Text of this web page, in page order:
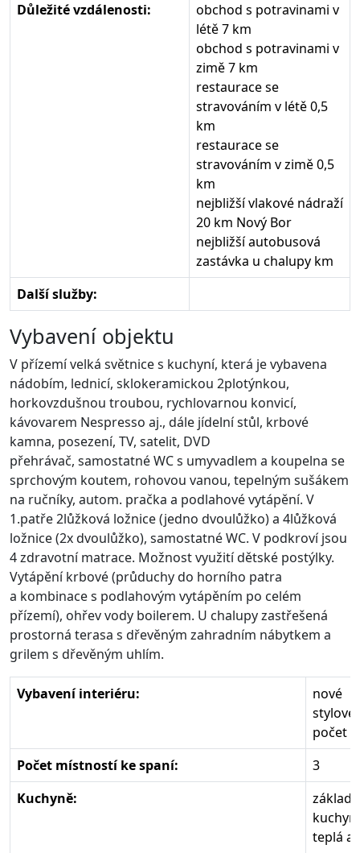
Důležité vzdálenosti:
obchod s potravinami v
létě 7 km
obchod s potravinami v
zimě 7 km
restaurace se
stravováním v létě 0,5
km
restaurace se
stravováním v zimě 0,5
km
nejbližší vlakové nádraží
20 km Nový Bor
nejbližší autobusová
zastávka u chalupy km
Další služby:
Vybavení objektu
V přízemí velká světnice s kuchyní, která je vybavena
nádobím, lednicí, sklokeramickou 2plotýnkou,
horkovzdušnou troubou, rychlovarnou konvicí,
kávovarem Nespresso aj., dále jídelní stůl, krbové
kamna, posezení, TV, satelit, DVD
přehrávač, samostatné WC s umyvadlem a koupelna se
sprchovým koutem, rohovou vanou, tepelným sušákem
na ručníky, autom. pračka a podlahové vytápění. V
1.patře 2lůžková ložnice (jedno dvoulůžko) a 4lůžková
ložnice (2x dvoulůžko), samostatné WC. V podkroví jsou
4 zdravotní matrace. Možnost využití dětské postýlky.
Vytápění krbové (průduchy do horního patra
a kombinace s podlahovým vytápěním po celém
přízemí), ohřev vody boilerem. U chalupy zastřešená
prostorná terasa s dřevěným zahradním nábytkem a
grilem s dřevěným uhlím.
Vybavení interiéru:
nové
stylové
počet
Počet místností ke spaní:
3
Kuchyně:
teplá a